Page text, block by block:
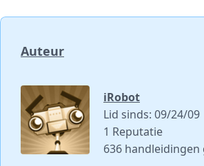
Auteur
iRobot
Lid sinds: 09/24/09
1 Reputatie
636 handleidingen